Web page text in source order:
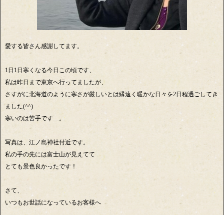
愛する皆さん感謝してます。
1日1日寒くなる今日この頃です、
私は昨日まで東京へ行ってましたが、
さすがに北海道のように寒さが厳しいとは縁遠く暖かな日々を2日程過ごしてき
ました(^^)
寒いのは苦手です…。
写真は、江ノ島神社付近です。
私の手の先には富士山が見えてて
とても景色良かったです！
さて、
いつもお世話になっているお客様へ